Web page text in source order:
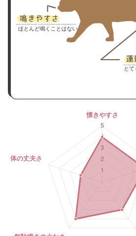
ほとんど鳴くことはない
と